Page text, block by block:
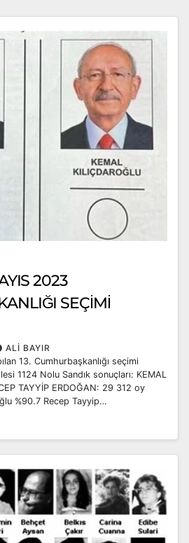
2023
SEÇİMİ
ALI BAYIR
13. Cumhurbaşkanlığı seçimi
1124 Nolu Sandık sonuçları: KEMAL
TAYYİP ERDOĞAN: 29 312 oy
%90.7 Recep Tayyip…